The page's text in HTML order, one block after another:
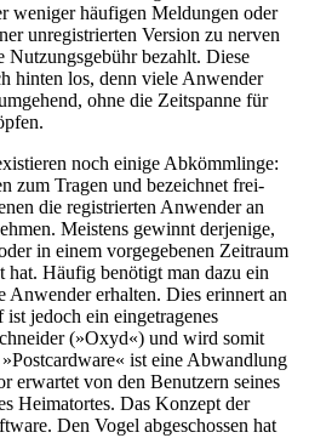
weniger häufigen Meldungen oder
unregistrierten Version zu nerven
Nutzungsgebühr bezahlt. Diese
hinten los, denn viele Anwender
ohne die Zeitspanne für
noch einige Abkömmlinge:
zum Tragen und bezeichnet frei-
die registrierten Anwender an
Meistens gewinnt derjenige,
in einem vorgegebenen Zeitraum
hat. Häufig benötigt man dazu ein
Anwender erhalten. Dies erinnert an
jedoch ein eingetragenes
(»Oxyd«) und wird somit
ist eine Abwandlung
erwartet von den Benutzern seines
Heimatortes. Das Konzept der
Den Vogel abgeschossen hat